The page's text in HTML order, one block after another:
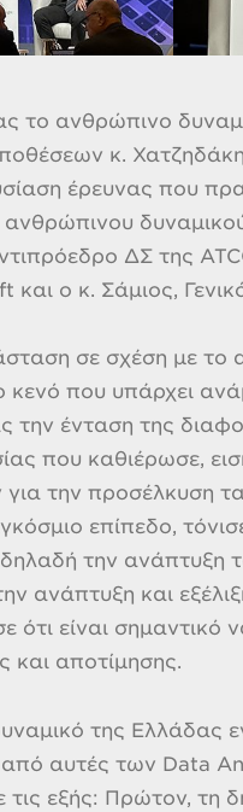
το ανθρώπινο
κ.
έρευνας που
ανθρώπινου
ΔΣ της
ο κ. Σάμιος,
σε σχέση με
που υπάρχει
την ένταση της
που καθιέρωσε,
την προσέλκυση
επίπεδο,
την ανάπτυξη
ανάπτυξη και
είναι σημαντικό
και αποτίμησης.
της Ελλάδας
αυτές των Data
εξής: Πρώτον, τη